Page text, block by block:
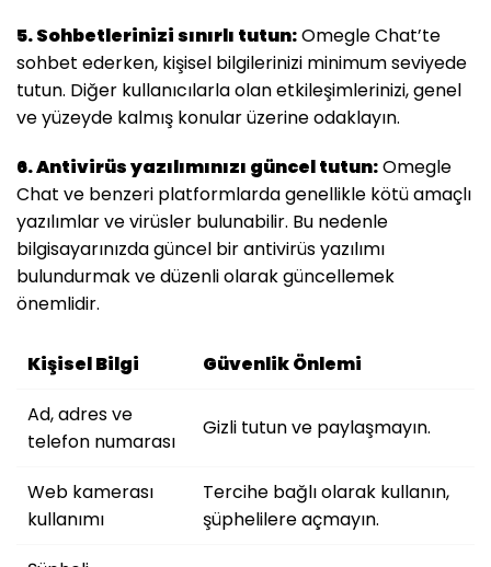
5. Sohbetlerinizi sınırlı tutun:Omegle Chat’te
sohbet ederken, kişisel bilgilerinizi minimum seviyede
tutun. Diğer kullanıcılarla olan etkileşimlerinizi, genel
ve yüzeyde kalmış konular üzerine odaklayın.
6. Antivirüs yazılımınızı güncel tutun:Omegle
Chat ve benzeri platformlarda genellikle kötü amaçlı
yazılımlar ve virüsler bulunabilir. Bu nedenle
bilgisayarınızda güncel bir antivirüs yazılımı
bulundurmak ve düzenli olarak güncellemek
önemlidir.
Kişisel Bilgi
Güvenlik Önlemi
Ad, adres ve
telefon numarası
Gizli tutun ve paylaşmayın.
Web kamerası
kullanımı
Tercihe bağlı olarak kullanın,
şüphelilere açmayın.